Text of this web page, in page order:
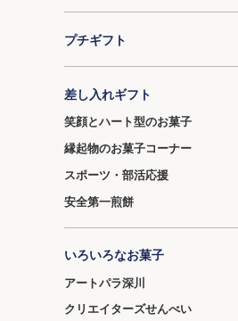
プチギフト
差し入れギフト
笑顔とハート型のお菓子
縁起物のお菓子コーナー
スポーツ・部活応援
安全第一煎餅
いろいろなお菓子
アートパラ深川
クリエイターズせんべい